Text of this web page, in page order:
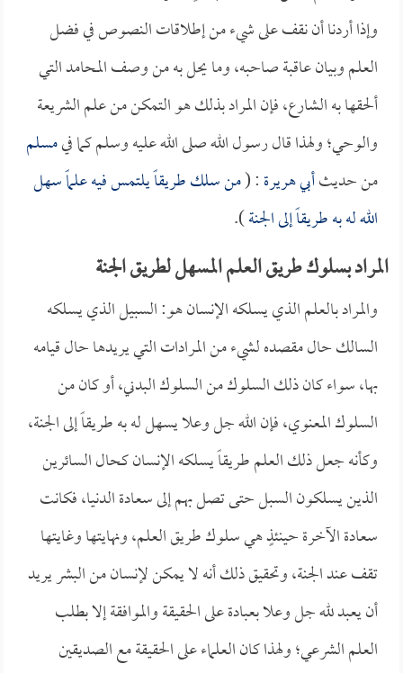
وإذا أردنا أن نقف على شيء من إطلاقات النصوص في فضل
العلم وبيان عاقبة صاحبه، وما يحل به من وصف المحامد التي
ألحقها به الشارع، فإن المراد بذلك هو التمكن من علم الشريعة
والوحي؛ ولهذا قال رسول الله صلى الله عليه وسلم كما فيمسلم
من حديثأبي هريرة: (من سلك طريقاً يلتمس فيه علماً سهل
الله له به طريقاً إلى الجنة).
المراد بسلوك طريق العلم المسهل لطريق الجنة
والمراد بالعلم الذي يسلكه الإنسان هو: السبيل الذي يسلكه
السالك حال مقصده لشيء من المرادات التي يريدها حال قيامه
بها، سواء كان ذلك السلوك من السلوك البدني، أو كان من
السلوك المعنوي، فإن الله جل وعلا يسهل له به طريقاً إلى الجنة،
وكأنه جعل ذلك العلم طريقاً يسلكه الإنسان كحال السائرين
الذين يسلكون السبل حتى تصل بهم إلى سعادة الدنيا، فكانت
سعادة الآخرة حينئذٍ هي سلوك طريق العلم، ونهايتها وغايتها
تقف عند الجنة، وتحقيق ذلك أنه لا يمكن لإنسان من البشر يريد
أن يعبد لله جل وعلا بعبادة على الحقيقة والموافقة إلا بطلب
العلم الشرعي؛ ولهذا كان العلماء على الحقيقة مع الصديقين